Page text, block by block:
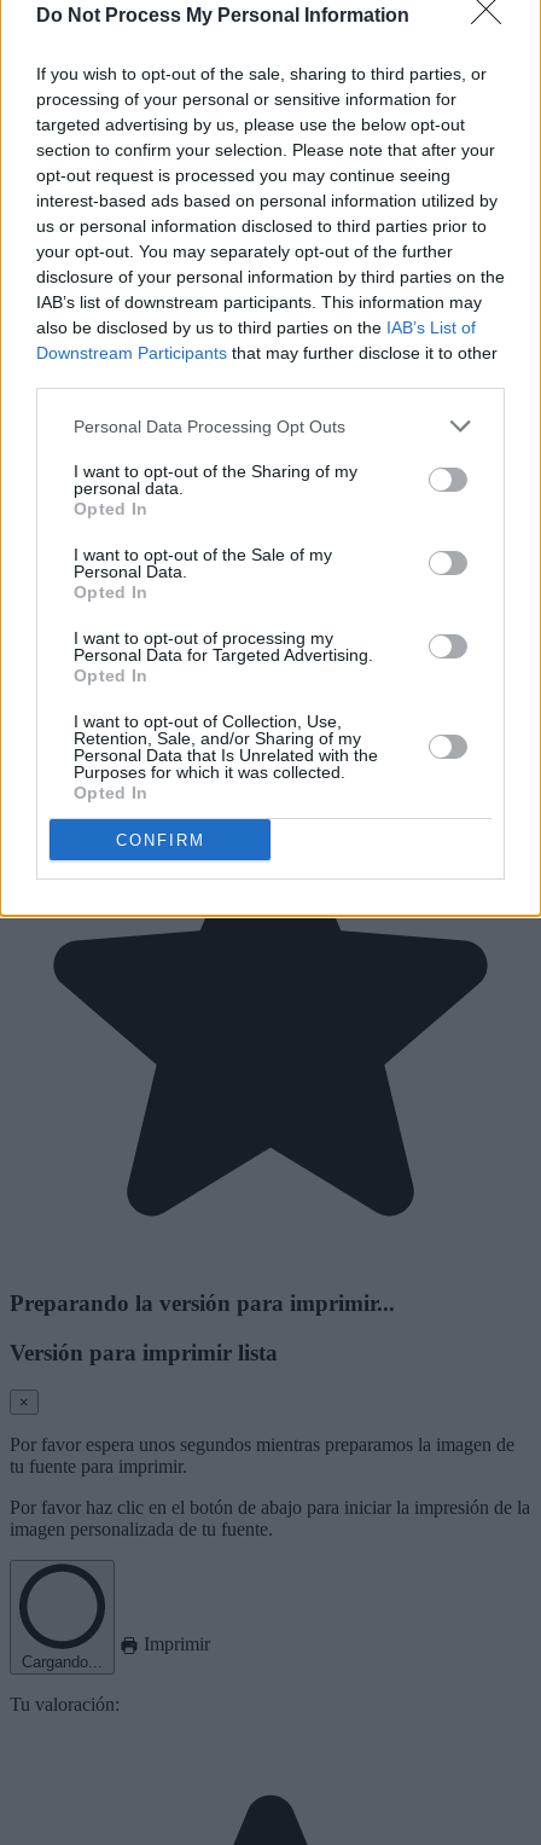
Do Not Process My Personal Information
If you wish to opt-out of the sale, sharing to third parties, or
processing of your personal or sensitive information for
targeted advertising by us, please use the below opt-out
section to confirm your selection. Please note that after your
opt-out request is processed you may continue seeing
interest-based ads based on personal information utilized by
us or personal information disclosed to third parties prior to
your opt-out. You may separately opt-out of the further
disclosure of your personal information by third parties on the
IAB’s list of downstream participants. This information may
also be disclosed by us to third parties on the IAB’s List of
Downstream Participants that may further disclose it to other
Personal Data Processing Opt Outs
I want to opt-out of the Sharing of my
personal data.
Opted In
I want to opt-out of the Sale of my
Personal Data.
Opted In
I want to opt-out of processing my
Personal Data for Targeted Advertising.
Opted In
I want to opt-out of Collection, Use,
Retention, Sale, and/or Sharing of my
Personal Data that Is Unrelated with the
Purposes for which it was collected.
Opted In
CONFIRM
Preparando la versión para imprimir...
Versión para imprimir lista
×
Por favor espera unos segundos mientras preparamos la imagen de
tu fuente para imprimir.
Por favor haz clic en el botón de abajo para iniciar la impresión de la
imagen personalizada de tu fuente.
Cargando...
Imprimir
Tu valoración: